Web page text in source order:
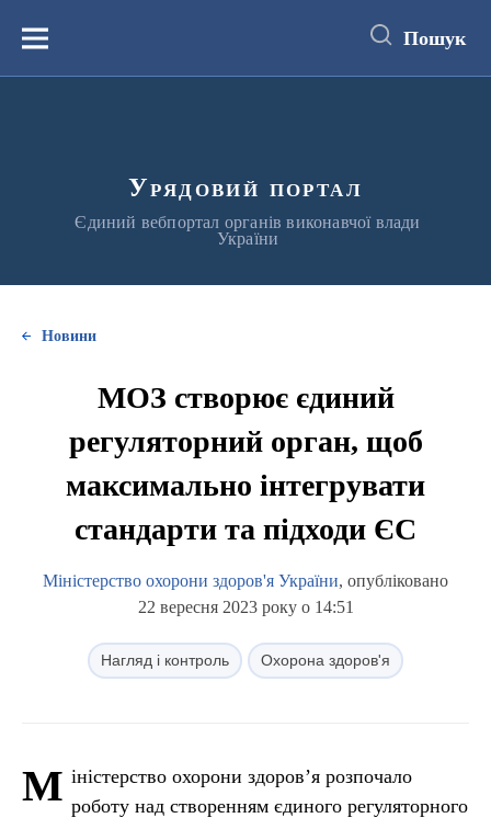
вмістуМеню Пошук
Урядовий портал
Єдиний вебпортал органів виконавчої влади
України
Новини
МОЗ створює єдиний
регуляторний орган, щоб
максимально інтегрувати
стандарти та підходи ЄС
Міністерство охорони здоров'я України, опубліковано
22 вересня 2023 року о 14:51
Нагляд і контроль Охорона здоров'я
М іністерство охорони здоров’я розпочало
роботу над створенням єдиного регуляторного